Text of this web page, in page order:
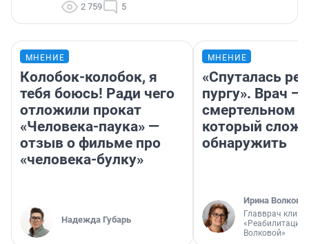
2 759 5
МНЕНИЕ
Колобок-колобок, я
тебя боюсь! Ради чего
отложили прокат
«Человека-паука» —
отзыв о фильме про
«человека-булку»
Надежда Губарь
МНЕНИЕ
«Спуталась
пургу». Врач —
смертельном
который
обнаружить
Ирина Волкова
Главврач
«Реабилитация
Волковой»